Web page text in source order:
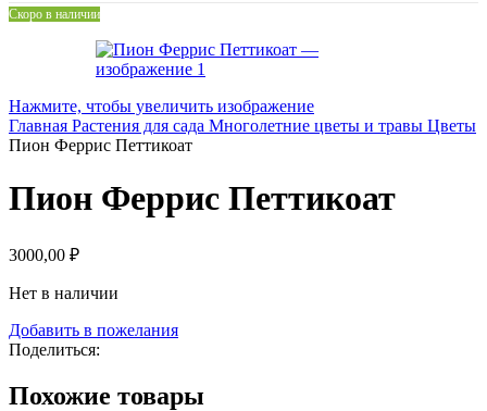
Скоро в наличии
Нажмите, чтобы увеличить изображение
Главная Растения для сада Многолетние цветы и травы Цветы
Пион Феррис Петтикоат
Пион Феррис Петтикоат
3000,00 ₽
Нет в наличии
Добавить в пожелания
Поделиться:
Похожие товары